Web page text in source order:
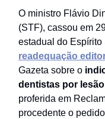
O ministro Flávio
(STF), cassou em
estadual do Espírito
readequação
Gazeta sobre o
dentistas por
proferida em
procedente o